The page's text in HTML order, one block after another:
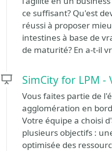
ce suffisant? Qu'est
réussi à proposer
intestines à base de
de maturité? En a-t-il
SimCity for LPM
Vous faites partie de
agglomération en
Votre équipe a choisi
plusieurs objectifs :
optimisée des